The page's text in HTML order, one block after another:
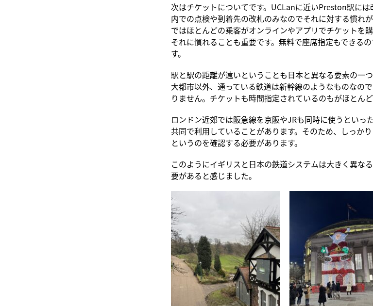
次はチケットについてです。UCLanに近いPreston駅に
内での点検や到着先の改札のみなのでそれに対する慣れ
ではほとんどの乗客がオンラインやアプリでチケットを
それに慣れることも重要です。無料で座席指定もできる
す。
駅と駅の距離が遠いということも日本と異なる要素の一
大都市以外、通っている鉄道は新幹線のようなものなの
りません。チケットも時間指定されているのもがほとん
ロンドン近郊では阪急線を京阪やJRも同時に使うといっ
共同で利用していることがあります。そのため、しっか
というのを確認する必要があります。
このようにイギリスと日本の鉄道システムは大きく異な
要があると感じました。